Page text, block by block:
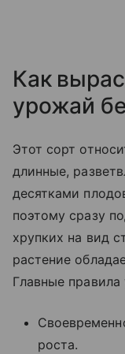
Как
урожай
Этот сорт
длинные,
десятками
поэтому сразу
хрупких на вид
растение
Главные правила
роста.